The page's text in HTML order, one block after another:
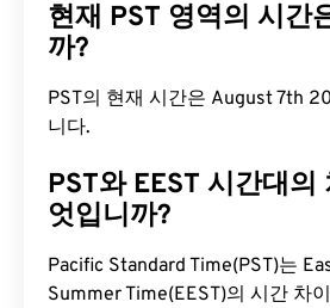
현재 PST 영역의 시간
까?
PST의 현재 시간은 August 7th
니다.
PST와 EEST 시간대의
엇입니까?
Pacific Standard Time(PST)는
Summer Time(EEST)의 시간 차